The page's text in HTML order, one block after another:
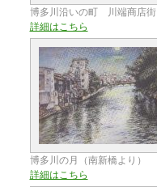
博多川沿いの町 川端商店街
詳細はこちら
博多川の月（南新橋より）
詳細はこちら